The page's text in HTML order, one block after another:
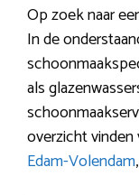
Op zoek naar
In de
als
overzicht vinden
Edam-Volendam,